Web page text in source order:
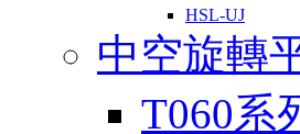
HSL-UJ
中空旋轉
T060系